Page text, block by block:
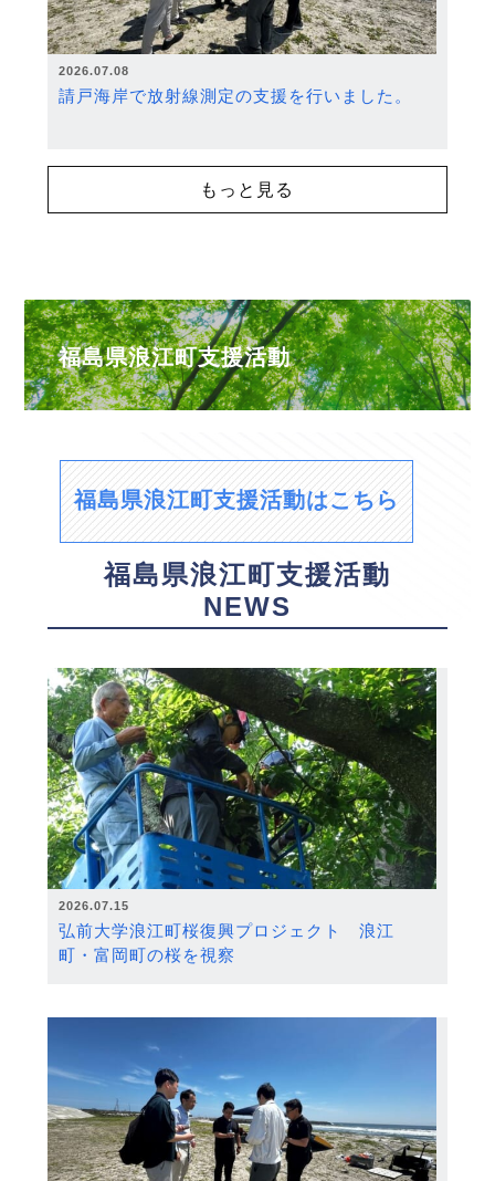
2026.07.08
請戸海岸で放射線測定の支援を行いました。
もっと見る
福島県浪江町支援活動
福島県浪江町支援活動はこちら
福島県浪江町支援活動
NEWS
2026.07.15
弘前大学浪江町桜復興プロジェクト 浪江
町・富岡町の桜を視察